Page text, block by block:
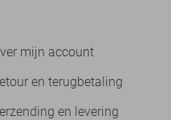
mijn account
en terugbetaling
en levering